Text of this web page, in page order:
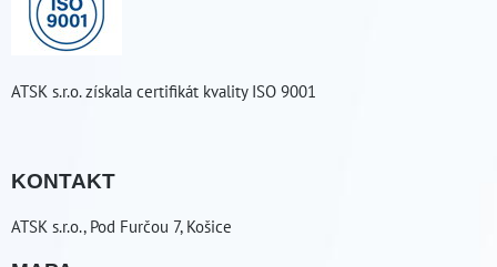
ATSK s.r.o. získala certifikát kvality ISO 9001
KONTAKT
ATSK s.r.o., Pod Furčou 7, Košice